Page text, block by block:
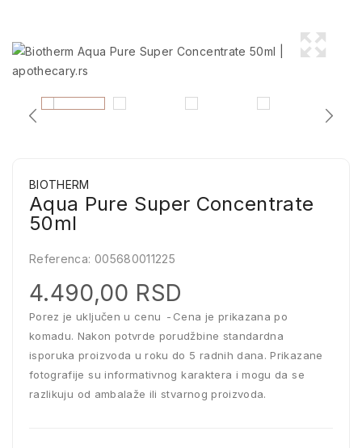
BIOTHERM
Aqua Pure Super Concentrate
50ml
Referenca: 005680011225
4.490,00 RSD
Porez je uključen u cenu
Cena je prikazana po
komadu. Nakon potvrde porudžbine standardna
isporuka proizvoda u roku do 5 radnih dana. Prikazane
fotografije su informativnog karaktera i mogu da se
razlikuju od ambalaže ili stvarnog proizvoda.